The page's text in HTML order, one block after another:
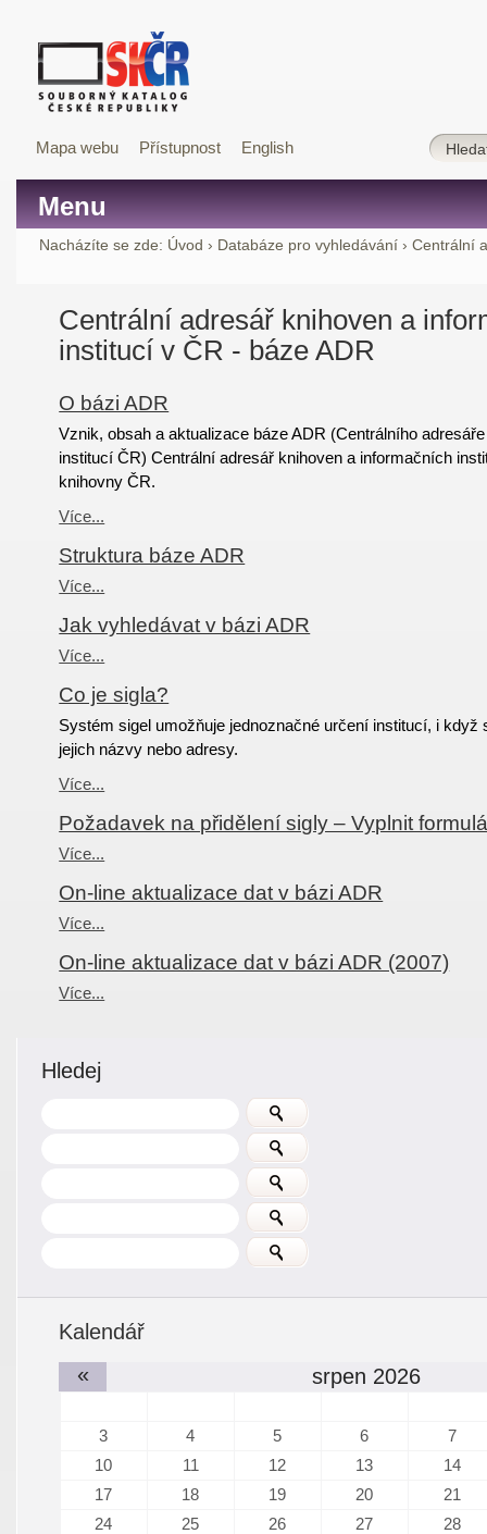
Mapa webu Přístupnost English
Menu
Nacházíte se zde: Úvod › Databáze pro vyhledávání › Centrální
Centrální adresář knihoven a
institucí v ČR - báze ADR
O bázi ADR
Vznik, obsah a aktualizace báze ADR (Centrálního
institucí ČR) Centrální adresář knihoven a informačních
knihovny ČR.
Více...
Struktura báze ADR
Více...
Jak vyhledávat v bázi ADR
Více...
Co je sigla?
Systém sigel umožňuje jednoznačné určení institucí, i když
jejich názvy nebo adresy.
Více...
Požadavek na přidělení sigly – Vyplnit
Více...
On-line aktualizace dat v bázi ADR
Více...
On-line aktualizace dat v bázi ADR (2007)
Více...
Hledej
Kalendář
«
srpen 2026
3 4 5 6
7
10
11 12 13
14
17
18 19 20
21
24
25 26 27
28